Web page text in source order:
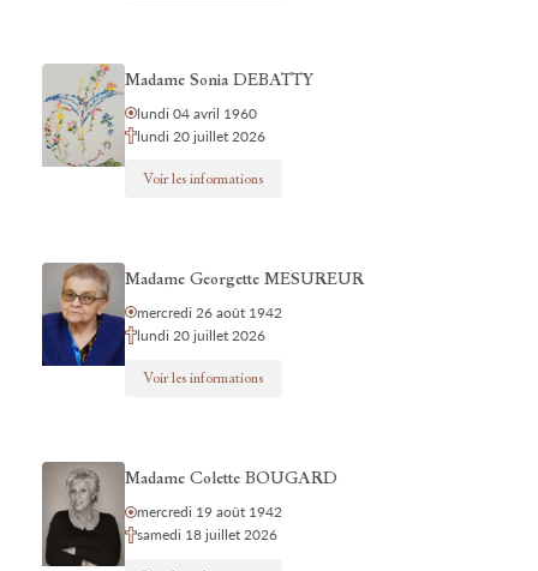
Madame Sonia DEBATTY
lundi 04 avril 1960
lundi 20 juillet 2026
Voir les informations
Madame Georgette MESUREUR
mercredi 26 août 1942
lundi 20 juillet 2026
Voir les informations
Madame Colette BOUGARD
mercredi 19 août 1942
samedi 18 juillet 2026